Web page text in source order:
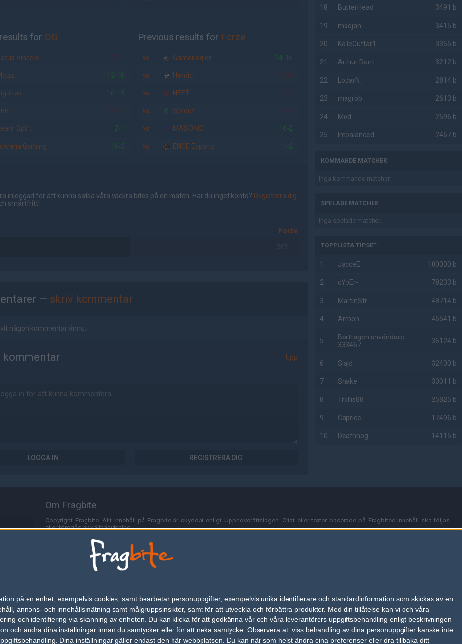
på en enhet, exempelvis cookies, samt bearbetar personuppgifter, exempelvis unika identifierare och standardinformation som skickas av en
annons- och innehållsmätning samt målgruppsinsikter, samt för att utveckla och förbättra produkter. Med din tillåtelse kan vi och våra
och identifiering via skanning av enheten. Du kan klicka för att godkänna vår och våra leverantörers uppgiftsbehandling enligt beskrivningen
och ändra dina inställningar innan du samtycker eller för att neka samtycke. Observera att viss behandling av dina personuppgifter kanske inte
Dina inställningar gäller endast den här webbplatsen. Du kan när som helst ändra dina preferenser eller dra tillbaka ditt
for OG
Vincere 16-5
12-16
16-19
13-16
Spirit 2-1
Gaming 16-3
Previous results for Forze
vs. Gamerlegion 14-16
vs. Heroic 16-9
vs. HEET 2-0
vs. Sprout 2-1
vs. MASONIC 16-2
vs. ENCE Esports 1-2
inloggad för att kunna satsa våra vackra bites på en match. Har du inget konto? Registrera dig
smärtfritt!
Forze
50%
— skriv kommentar
någon kommentar ännu.
kommentar Upp
LOGGA IN REGISTRERA DIG
18 ButterHead 3491 b
19 madjan 3415 b
20 KalleCuttar1 3355 b
21 Arthur Dent 3212 b
22 LodarN_ 2814 b
23 magrob 2613 b
24 Mod 2596 b
25 Imbalanced 2467 b
KOMMANDE MATCHER
Inga kommande matcher.
SPELADE MATCHER
Inga spelade matcher.
TOPPLISTA TIPSET
1 JacceE 100000 b
2 cYbEr- 78233 b
3 MartinStr 48714 b
4 Armon 46541 b
5
Borttagen användare
333467
36124 b
6 Slajd 32400 b
7 Snake 30011 b
8 Trollis88 25825 b
9 Caprice 17496 b
10 Deathhog 14115 b
Om Fragbite
Copyright Fragbite. Allt innehåll på Fragbite är skyddat enligt Upphovsrättslagen. Citat eller texter baserade på Fragbites innehåll ska följas
eller föregås av källhänvisning.
Alla åsikter uttryckta på Fragbite representerar varje enskild skribent och överensstämmer inte nödvändigtvis med Fragbites åsikter.
Programmering och design av Fredric Bohlin. För frågor rörande sajten kan du skicka iväg ett email till
Fragbite använder cookies för att spara användarspecifik information så som t.ex. användarnamn. Cookies sparas även när man deltar i
omröstningar och för att föra statistik. För att slippa cookies kan du stänga av cookies i din webbläsares inställningar eller välja att inte
besöka Fragbite. Den här textraden finns här på grund av lagen om elektronisk kommunikation som trädde i kraft 25 juli 2003.
Annonsering